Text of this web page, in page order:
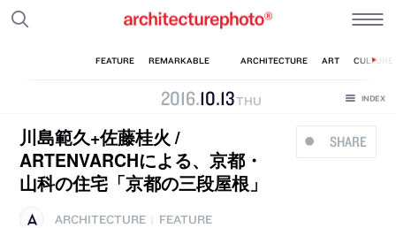
2016.10.13THU
SHARE
川島範久+佐藤桂火 /
ARTENVARCHによる、京都・
山科の住宅「京都の三段屋根」
ARCHITECTURE
FEATURE